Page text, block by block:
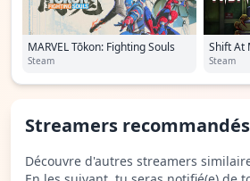
MARVEL Tōkon: Fighting Souls
Steam
Shift At
Steam
Streamers recommandés
Découvre d'autres streamers